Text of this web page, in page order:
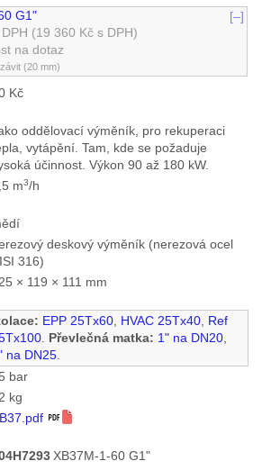
G1"
[–]
(19 360 Kč s DPH)
na dotaz
(20 mm)
Kč
oddělovací výměník, pro rekuperaci
vytápění. Tam, kde se požaduje
účinnost. Výkon 90 až 180 kW.
m3/h
deskový výměník (nerezová ocel
316)
× 119 × 111 mm
EPP 25Tx60, HVAC 25Tx40, Ref
. Převlečná matka: 1" na DN20,
na DN25.
bar
kg
XB37M-1-60 G1"